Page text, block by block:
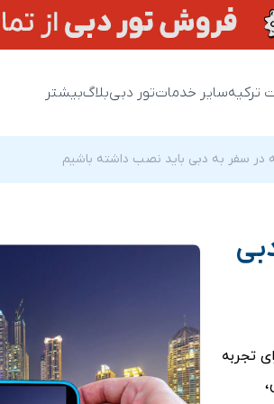
ترکیهسایر خدماتتور دبیبلاگبیشتر
در سفر به دبی باید نصب داشته باشیم
تجربه